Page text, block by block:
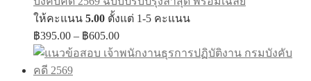
ให้คะแนน 5.00 ตั้งแต่ 1-5 คะแนน
฿395.00 – ฿605.00Price
฿395.00